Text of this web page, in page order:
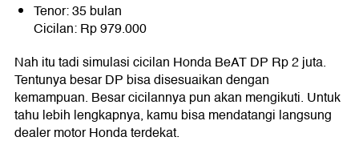
Tenor: 35 bulan
Cicilan: Rp 979.000
Nah itu tadi simulasi cicilan Honda BeAT DP Rp 2 juta.
Tentunya besar DP bisa disesuaikan dengan
kemampuan. Besar cicilannya pun akan mengikuti. Untuk
tahu lebih lengkapnya, kamu bisa mendatangi langsung
dealer motor Honda terdekat.